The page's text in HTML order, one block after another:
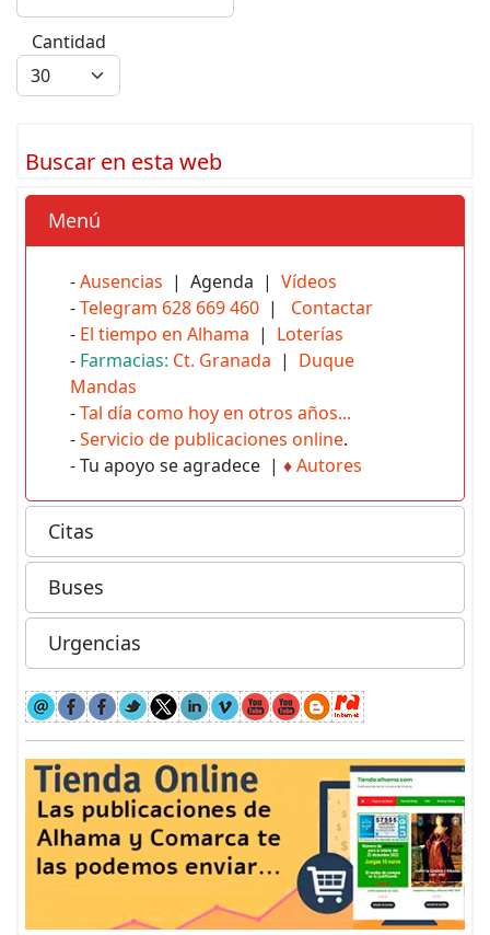
Cantidad
Buscar en esta web
Menú
-Ausencias | Agenda | Vídeos
-Telegram 628 669 460 | Contactar
- El tiempo en Alhama | Loterías
- Farmacias: Ct. Granada | Duque
Mandas
-Tal día como hoy en otros años...
-Servicio de publicaciones online.
- Tu apoyo se agradece | ♦Autores
Citas
Buses
Urgencias